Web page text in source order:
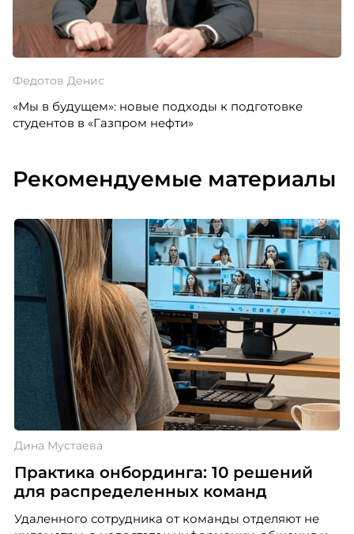
Федотов Денис
«Мы в будущем»: новые подходы к подготовке
студентов в «Газпром нефти»
Рекомендуемые материалы
Дина Мустаева
Практика онбординга: 10 решений
для распределенных команд
Удаленного сотрудника от команды отделяют не